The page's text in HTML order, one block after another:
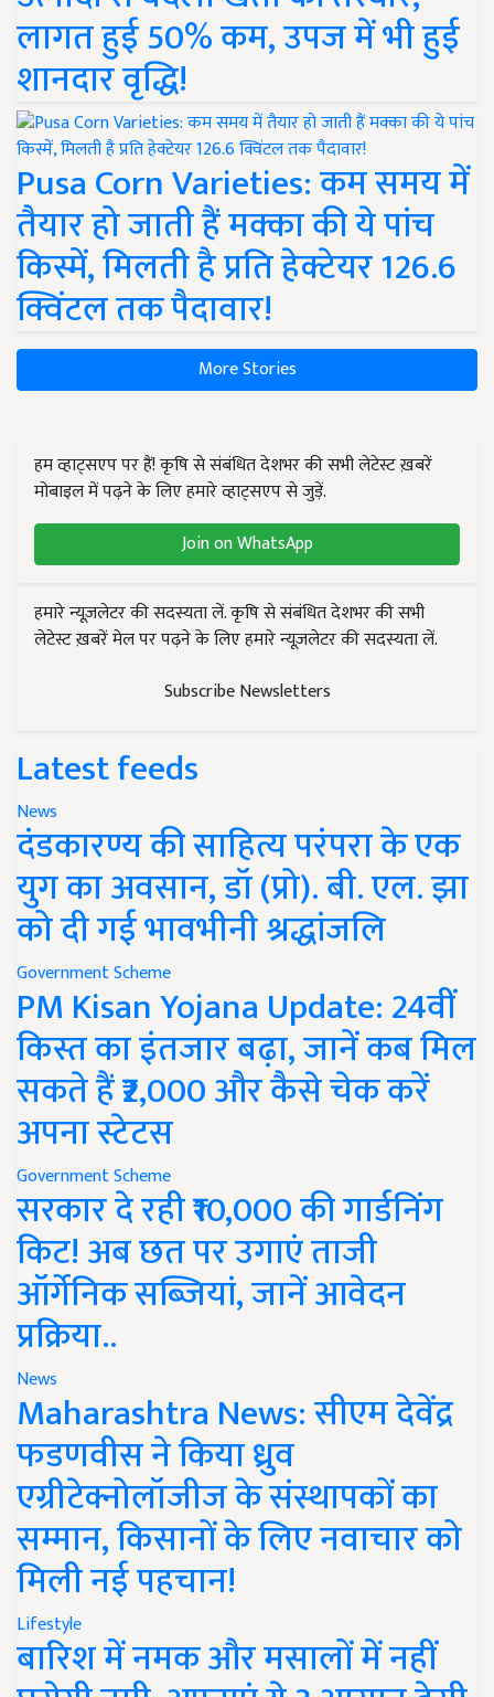
लागत हुई 50% कम, उपज में भी हुई
शानदार वृद्धि!
Pusa Corn Varieties: कम समय में
तैयार हो जाती हैं मक्का की ये पांच
किस्में, मिलती है प्रति हेक्टेयर 126.6
क्विंटल तक पैदावार!
More Stories
हम व्हाट्सएप पर हैं! कृषि से संबंधित देशभर की सभी लेटेस्ट ख़बरें
मोबाइल में पढ़ने के लिए हमारे व्हाट्सएप से जुड़ें.
Join on WhatsApp
हमारे न्यूज़लेटर की सदस्यता लें. कृषि से संबंधित देशभर की सभी
लेटेस्ट ख़बरें मेल पर पढ़ने के लिए हमारे न्यूज़लेटर की सदस्यता लें.
Subscribe Newsletters
Latest feeds
News
दंडकारण्य की साहित्य परंपरा के एक
युग का अवसान, डॉ (प्रो). बी. एल. झा
को दी गई भावभीनी श्रद्धांजलि
Government Scheme
PM Kisan Yojana Update: 24वीं
किस्त का इंतजार बढ़ा, जानें कब मिल
सकते हैं ₹2,000 और कैसे चेक करें
अपना स्टेटस
Government Scheme
सरकार दे रही ₹10,000 की गार्डनिंग
किट! अब छत पर उगाएं ताजी
ऑर्गेनिक सब्जियां, जानें आवेदन
प्रक्रिया..
News
Maharashtra News: सीएम देवेंद्र
फडणवीस ने किया ध्रुव
एग्रीटेक्नोलॉजीज के संस्थापकों का
सम्मान, किसानों के लिए नवाचार को
मिली नई पहचान!
Lifestyle
बारिश में नमक और मसालों में नहीं